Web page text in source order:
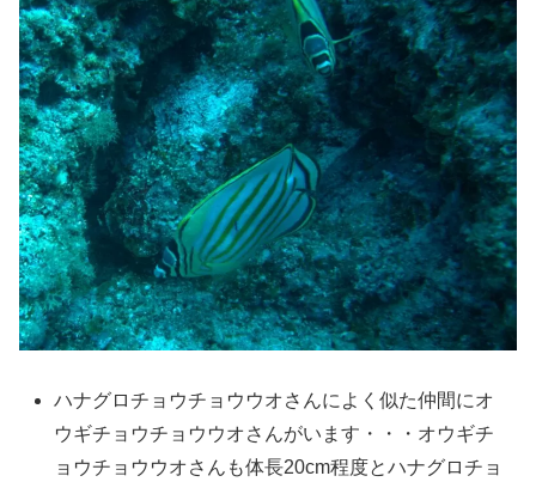
ハナグロチョウチョウウオさんによく似た仲間にオ
ウギチョウチョウウオさんがいます・・・オウギチ
ョウチョウウオさんも体長20cm程度とハナグロチョ